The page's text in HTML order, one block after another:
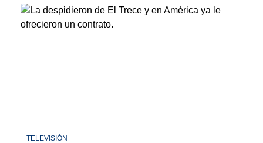
TELEVISIÓN